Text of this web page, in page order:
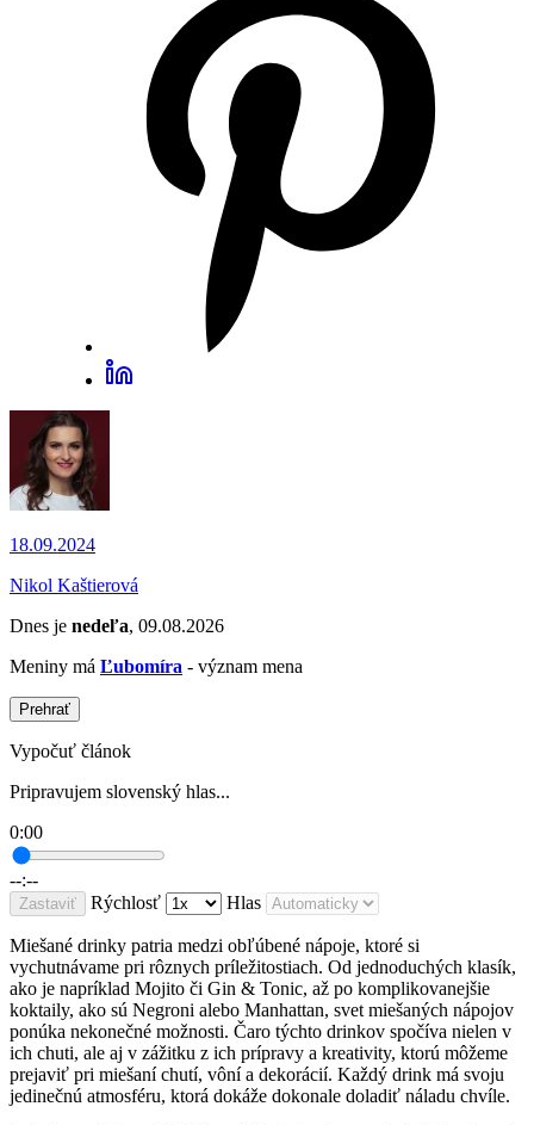
18.09.2024
Nikol Kaštierová
Dnes je nedeľa, 09.08.2026
Meniny má Ľubomíra - význam mena
Prehrať
Vypočuť článok
Pripravujem slovenský hlas...
0:00
--:--
Zastaviť Rýchlosť Hlas
Miešané drinky patria medzi obľúbené nápoje, ktoré si
vychutnávame pri rôznych príležitostiach. Od jednoduchých klasík,
ako je napríklad Mojito či Gin & Tonic, až po komplikovanejšie
koktaily, ako sú Negroni alebo Manhattan, svet miešaných nápojov
ponúka nekonečné možnosti. Čaro týchto drinkov spočíva nielen v
ich chuti, ale aj v zážitku z ich prípravy a kreativity, ktorú môžeme
prejaviť pri miešaní chutí, vôní a dekorácií. Každý drink má svoju
jedinečnú atmosféru, ktorá dokáže dokonale doladiť náladu chvíle.